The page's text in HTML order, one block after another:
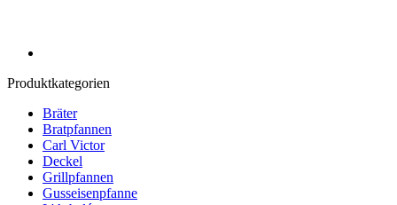
Produktkategorien
Bräter
Bratpfannen
Carl Victor
Deckel
Grillpfannen
Gusseisenpfanne